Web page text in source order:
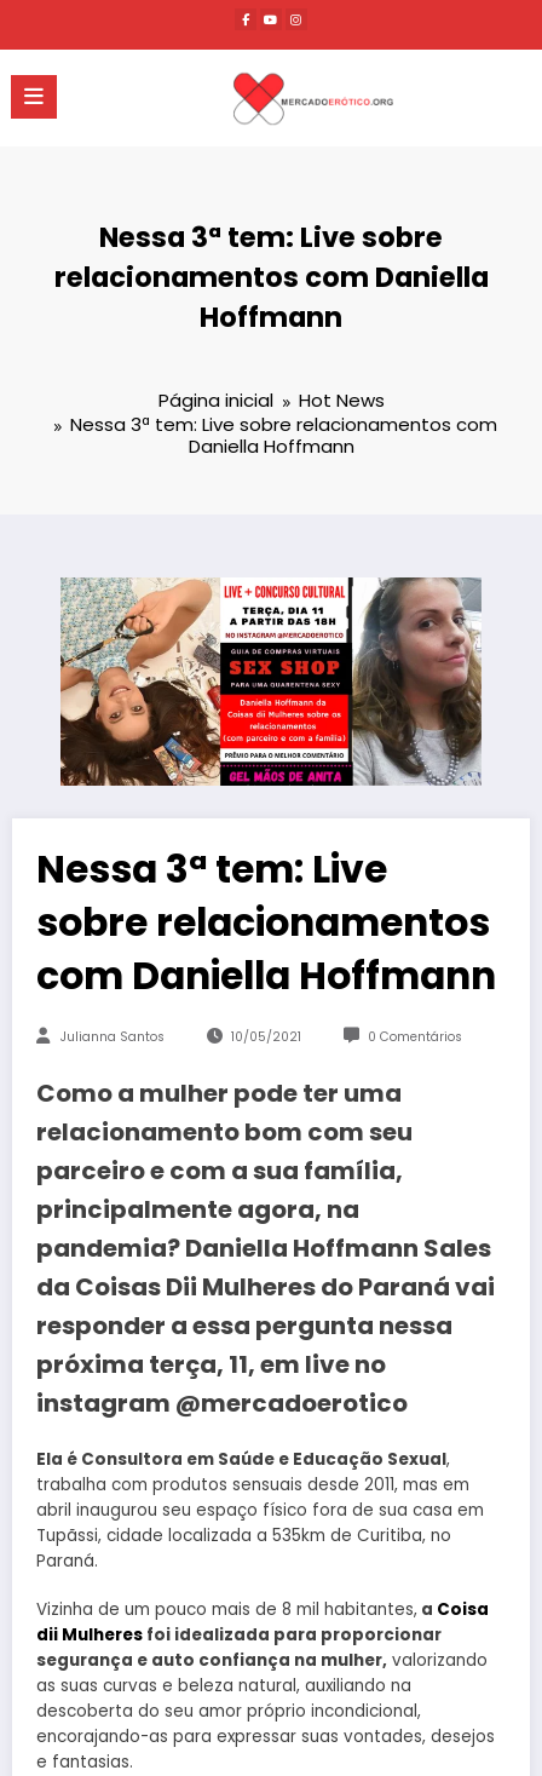
o
conteúdo
Nessa 3ª tem: Live sobre
relacionamentos com Daniella
Hoffmann
Página inicial
Hot News
Nessa 3ª tem: Live sobre relacionamentos com
Daniella Hoffmann
Nessa 3ª tem: Live
sobre relacionamentos
com Daniella Hoffmann
Julianna Santos 10/05/2021 0 Comentários
Como a mulher pode ter uma
relacionamento bom com seu
parceiro e com a sua família,
principalmente agora, na
pandemia? Daniella Hoffmann Sales
da Coisas Dii Mulheres do Paraná vai
responder a essa pergunta nessa
próxima terça, 11, em live no
instagram @mercadoerotico
Ela é Consultora em Saúde e Educação Sexual,
trabalha com produtos sensuais desde 2011, mas em
abril inaugurou seu espaço físico fora de sua casa em
Tupãssi, cidade localizada a 535km de Curitiba, no
Paraná.
Vizinha de um pouco mais de 8 mil habitantes, a Coisa
dii Mulheres foi idealizada para proporcionar
segurança e auto confiança na mulher, valorizando
as suas curvas e beleza natural, auxiliando na
descoberta do seu amor próprio incondicional,
encorajando-as para expressar suas vontades, desejos
e fantasias.